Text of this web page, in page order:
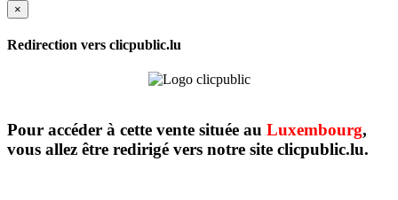
×
Redirection vers clicpublic.lu
Pour accéder à cette vente située au Luxembourg,
vous allez être redirigé vers notre site clicpublic.lu.